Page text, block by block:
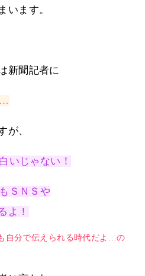
います。
新聞記者に
が、
いじゃない！
ＳＮＳや
よ！
自分で伝えられる時代だよ…の